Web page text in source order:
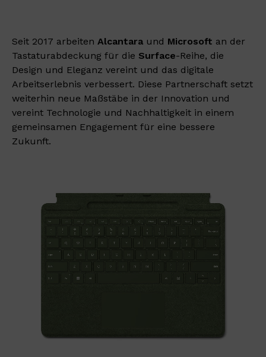
Seit 2017 arbeiten Alcantara und Microsoft an der
Tastaturabdeckung für die Surface-Reihe, die
Design und Eleganz vereint und das digitale
Arbeitserlebnis verbessert. Diese Partnerschaft setzt
weiterhin neue Maßstäbe in der Innovation und
vereint Technologie und Nachhaltigkeit in einem
gemeinsamen Engagement für eine bessere
Zukunft.